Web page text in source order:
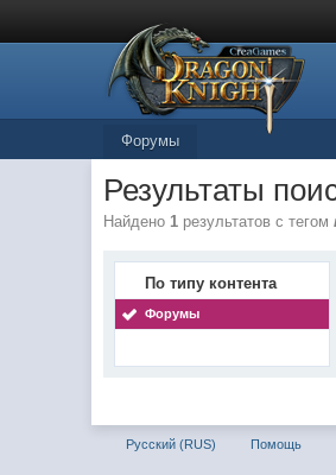
Форумы
Результаты
Найдено1 результатов с тегом
По типу контента
Форумы
Русский (RUS) Помощь